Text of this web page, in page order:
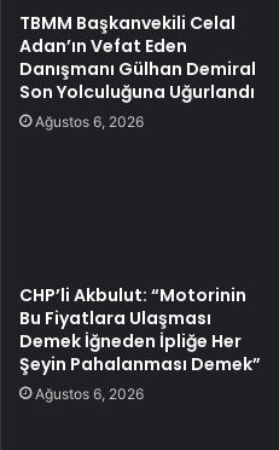
TBMM Başkanvekili Celal
Adan’ın Vefat Eden
Danışmanı Gülhan Demiral
Son Yolculuğuna Uğurlandı
Ağustos 6, 2026
CHP’li Akbulut: “Motorinin
Bu Fiyatlara Ulaşması
Demek İğneden İpliğe Her
Şeyin Pahalanması Demek”
Ağustos 6, 2026